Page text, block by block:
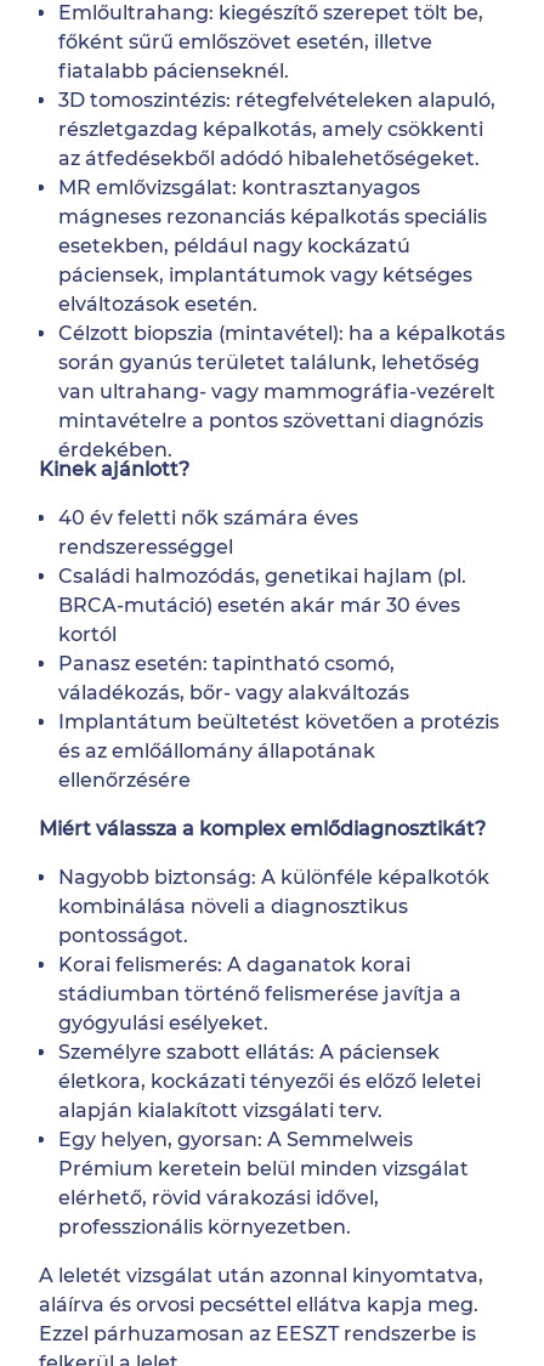
Emlőultrahang: kiegészítő szerepet tölt be,
főként sűrű emlőszövet esetén, illetve
fiatalabb pácienseknél.
3D tomoszintézis: rétegfelvételeken alapuló,
részletgazdag képalkotás, amely csökkenti
az átfedésekből adódó hibalehetőségeket.
MR emlővizsgálat: kontrasztanyagos
mágneses rezonanciás képalkotás speciális
esetekben, például nagy kockázatú
páciensek, implantátumok vagy kétséges
elváltozások esetén.
Célzott biopszia (mintavétel): ha a képalkotás
során gyanús területet találunk, lehetőség
van ultrahang- vagy mammográfia-vezérelt
mintavételre a pontos szövettani diagnózis
érdekében.
Kinek ajánlott?
40 év feletti nők számára éves
rendszerességgel
Családi halmozódás, genetikai hajlam (pl.
BRCA-mutáció) esetén akár már 30 éves
kortól
Panasz esetén: tapintható csomó,
váladékozás, bőr- vagy alakváltozás
Implantátum beültetést követően a protézis
és az emlőállomány állapotának
ellenőrzésére
Miért válassza a komplex emlődiagnosztikát?
Nagyobb biztonság: A különféle képalkotók
kombinálása növeli a diagnosztikus
pontosságot.
Korai felismerés: A daganatok korai
stádiumban történő felismerése javítja a
gyógyulási esélyeket.
Személyre szabott ellátás: A páciensek
életkora, kockázati tényezői és előző leletei
alapján kialakított vizsgálati terv.
Egy helyen, gyorsan: A Semmelweis
Prémium keretein belül minden vizsgálat
elérhető, rövid várakozási idővel,
professzionális környezetben.
A leletét vizsgálat után azonnal kinyomtatva,
aláírva és orvosi pecséttel ellátva kapja meg.
Ezzel párhuzamosan az EESZT rendszerbe is